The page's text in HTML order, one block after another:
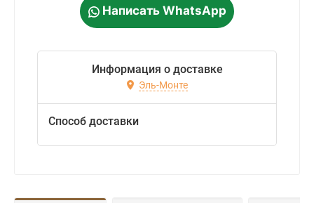
Написать WhatsApp
Информация о доставке
Эль-Монте
Способ доставки